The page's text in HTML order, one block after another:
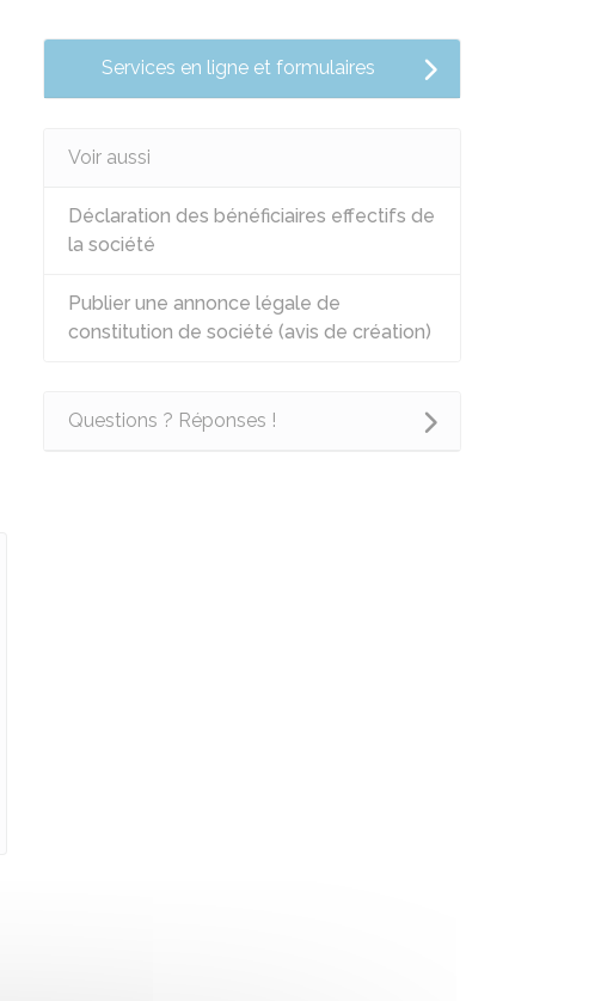
Services en ligne et formulaires
Voir aussi
Déclaration des bénéficiaires effectifs de
la société
Publier une annonce légale de
constitution de société (avis de création)
Questions ? Réponses !